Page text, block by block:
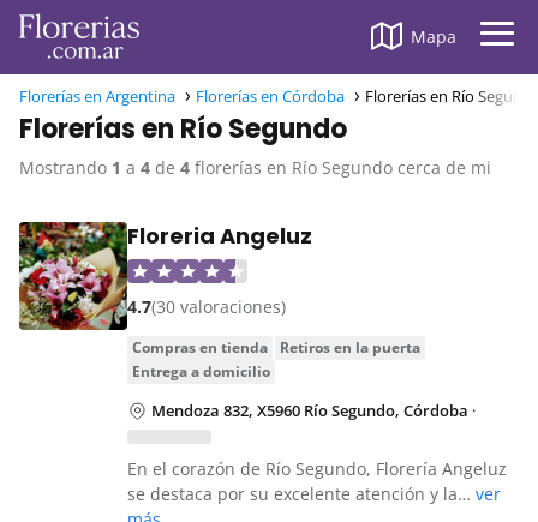
Mapa
Florerías en Argentina Florerías en Córdoba Florerías en Río
Florerías en Río Segundo
Mostrando 1 a 4 de 4 florerías en Río Segundo cerca de mi
Floreria Angeluz
4.7(30 valoraciones)
compras en tienda
retiros en la puerta
entrega a domicilio
Mendoza 832, X5960 Río Segundo, Córdoba ·
En el corazón de Río Segundo, Florería Angeluz
se destaca por su excelente atención y la… ver